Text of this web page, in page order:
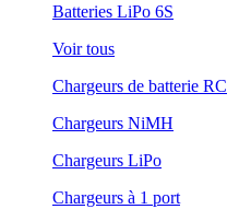
Batteries LiPo 6S
Voir tous
Chargeurs de batterie RC
Chargeurs NiMH
Chargeurs LiPo
Chargeurs à 1 port